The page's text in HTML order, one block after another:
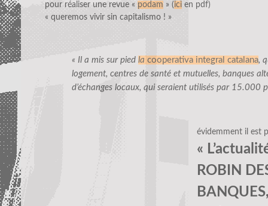
pour réaliser une revue « podam » (ici en pdf)
« queremos vivir sin capitalismo ! »
« Il a mis sur pied la cooperativa integral catalana,
logement, centres de santé et mutuelles, banques
d’échanges locaux, qui seraient utilisés par 15.000
évidemment il est
«
ROBIN